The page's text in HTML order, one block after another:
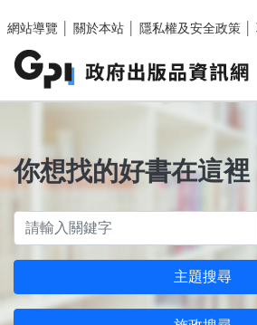
網站導覽
關於本站 隱私權及安全政策
你想找的好書在這裡
主題搜尋